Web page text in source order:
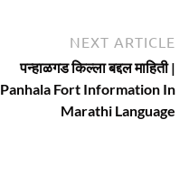
NEXT ARTICLE
पन्हाळगड किल्ला बद्दल माहिती |
Panhala Fort Information In
Marathi Language